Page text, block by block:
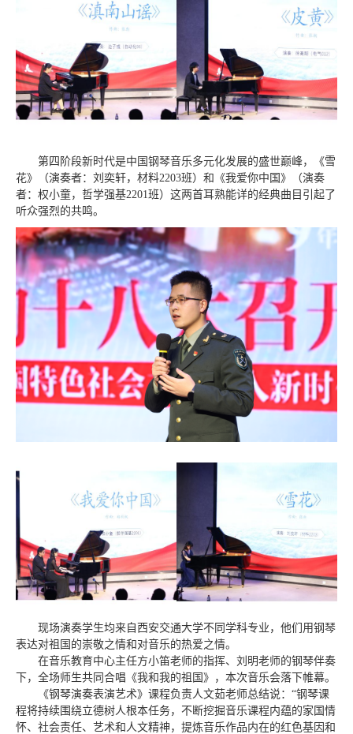
第四阶段新时代是中国钢琴音乐多元化发展的盛世巅峰，《雪
花》（演奏者：刘奕轩，材料2203班）和《我爱你中国》（演奏
者：权小童，哲学强基2201班）这两首耳熟能详的经典曲目引起了
听众强烈的共鸣。
现场演奏学生均来自西安交通大学不同学科专业，他们 用钢琴
表达对祖国的崇敬之情和对音乐的热爱之情。
在音乐教育中心主任方小笛老师的指挥、刘明老师的钢琴伴奏
下，全场师生共同合唱《我和我的祖国》，本次音乐会落下帷幕。
《钢琴演奏表演艺术》课程负责人文茹老师总结说：“钢琴课
程将持续围绕立德树人根本任务，不断挖掘音乐课程内蕴的家国情
怀、社会责任、艺术和人文精神，提炼音乐作品内在的红色基因和